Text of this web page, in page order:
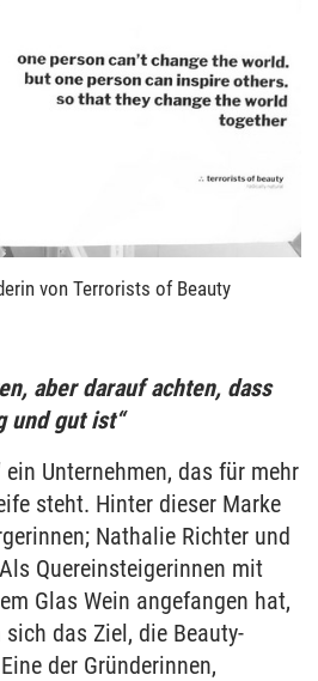
von Terrorists of Beauty
aber darauf achten, dass
und gut ist“
ein Unternehmen, das für mehr
steht. Hinter dieser Marke
Nathalie Richter und
Quereinsteigerinnen mit
Glas Wein angefangen hat,
das Ziel, die Beauty-
der Gründerinnen,